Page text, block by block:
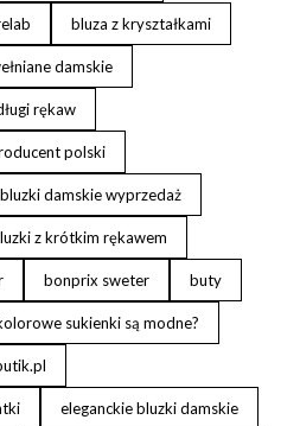
bluza z kryształkami
damskie
rękaw
polski
bluzki damskie wyprzedaż
z krótkim rękawem
bonprix sweter buty
sukienki są modne?
eleganckie bluzki damskie